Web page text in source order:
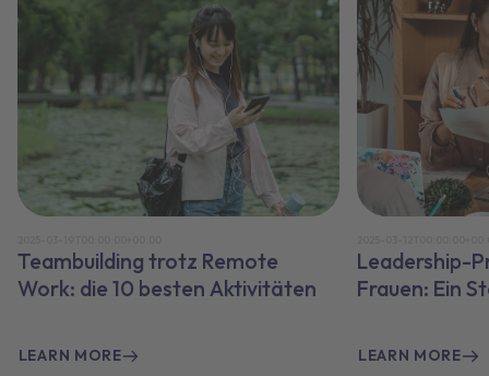
Teambuilding trotz Remote
Work: die 10 besten Aktivitäten
LEARN MORE
Leadership-
Frauen: Ein
LEARN MORE